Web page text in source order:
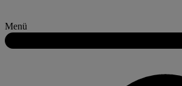
Menü